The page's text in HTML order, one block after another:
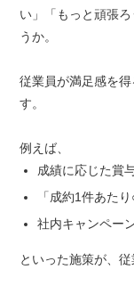
い」「もっと頑張
うか。
従業員が満足感を
す。
例えば、
成績に応じた賞
「成約1件あた
社内キャンペー
といった施策が、